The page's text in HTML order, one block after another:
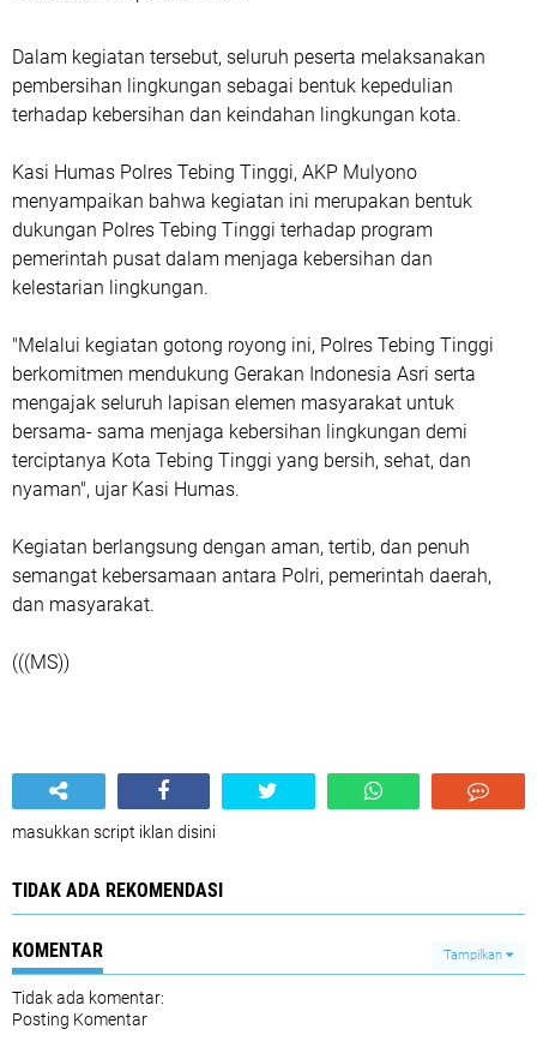
Dalam kegiatan tersebut, seluruh peserta melaksanakan
pembersihan lingkungan sebagai bentuk kepedulian
terhadap kebersihan dan keindahan lingkungan kota.
Kasi Humas Polres Tebing Tinggi, AKP Mulyono
menyampaikan bahwa kegiatan ini merupakan bentuk
dukungan Polres Tebing Tinggi terhadap program
pemerintah pusat dalam menjaga kebersihan dan
kelestarian lingkungan.
"Melalui kegiatan gotong royong ini, Polres Tebing Tinggi
berkomitmen mendukung Gerakan Indonesia Asri serta
mengajak seluruh lapisan elemen masyarakat untuk
bersama- sama menjaga kebersihan lingkungan demi
terciptanya Kota Tebing Tinggi yang bersih, sehat, dan
nyaman", ujar Kasi Humas.
Kegiatan berlangsung dengan aman, tertib, dan penuh
semangat kebersamaan antara Polri, pemerintah daerah,
dan masyarakat.
(((MS))
masukkan script iklan disini
TIDAK ADA REKOMENDASI
KOMENTAR Tampilkan
Tidak ada komentar:
Posting Komentar